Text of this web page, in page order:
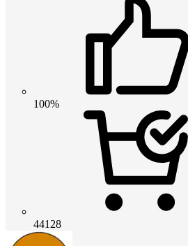
100%
44128